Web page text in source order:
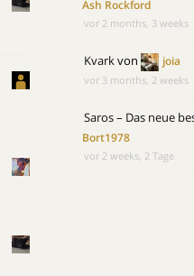
Ash Rockford
vor 2 months, 3 weeks
Kvarkvon joia
vor 3 months, 2 weeks
Saros – Das neue
Bort1978
vor 2 weeks, 2 Tage